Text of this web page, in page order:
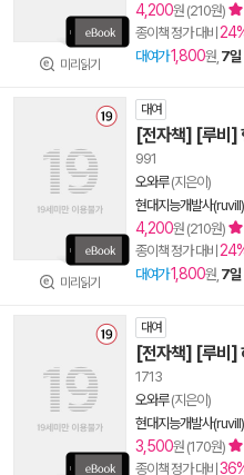
미리읽기
4,200원 (210원)
종이책 정가 대비
대여가1,800원, 7일
미리읽기
대여
[전자책] [루비]
991
오와루(지은이)
현대지능개발사(ruvill)
4,200원 (210원)
종이책 정가 대비
대여가1,800원, 7일
대여
[전자책] [루비]
1713
오와루(지은이)
현대지능개발사(ruvill)
3,500원 (170원)
종이책 정가 대비